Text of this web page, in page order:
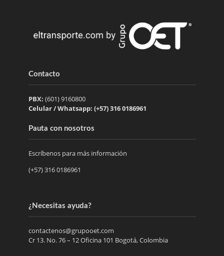
Contacto
PBX: (601) 9160800
Celular / Whatsapp: (+57) 316 0186961
Pauta con nosotros
Escríbenos para más información
(+57) 316 0186961
¿Necesitas ayuda?
contactenos@grupooet.com
Cr 13. No. 76 – 12 Oficina 101 Bogotá, Colombia